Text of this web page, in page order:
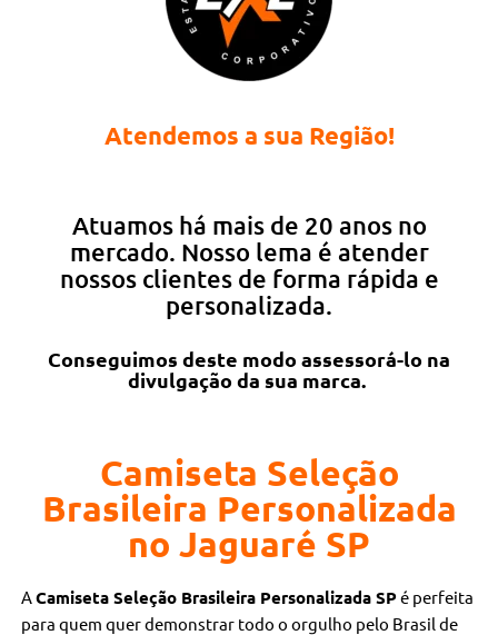
Atendemos a sua Região!
Atuamos há mais de 20 anos no
mercado. Nosso lema é atender
nossos clientes de forma rápida e
personalizada.
Conseguimos deste modo assessorá-lo na
divulgação da sua marca.
Camiseta Seleção
Brasileira Personalizada
no Jaguaré SP
ACamiseta Seleção Brasileira Personalizada SPé perfeita
para quem quer demonstrar todo o orgulho pelo Brasil de